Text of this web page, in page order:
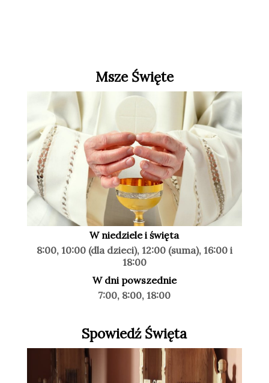
Msze Święte
W niedziele i święta
8:00, 10:00 (dla dzieci), 12:00 (suma), 16:00 i
18:00
W dni powszednie
7:00, 8:00, 18:00
Spowiedź Święta